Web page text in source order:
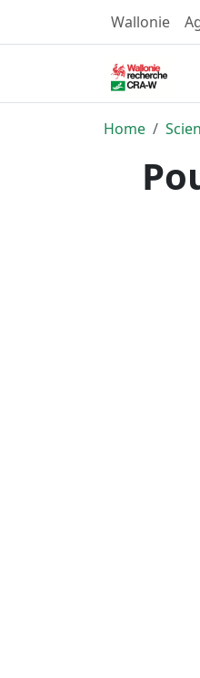
Wallonie
Home